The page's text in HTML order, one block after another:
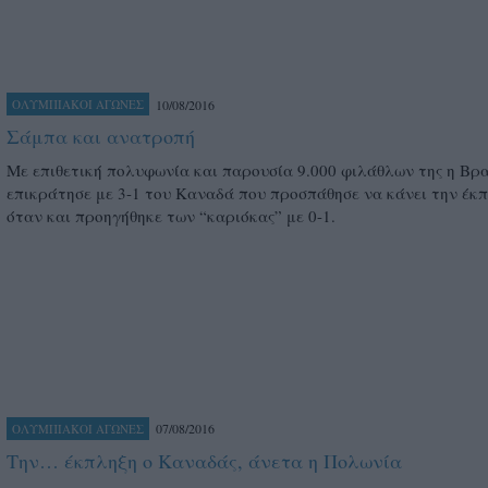
ΟΛΥΜΠΙΑΚΟΙ ΑΓΩΝΕΣ 10/08/2016
Σάμπα και ανατροπή
Με επιθετική πολυφωνία και παρουσία 9.000 φιλάθλων της η
επικράτησε με 3-1 του Καναδά που προσπάθησε να κάνει την
όταν και προηγήθηκε των “καριόκας” με 0-1.
ΟΛΥΜΠΙΑΚΟΙ ΑΓΩΝΕΣ 07/08/2016
Την… έκπληξη ο Καναδάς, άνετα η Πολωνία